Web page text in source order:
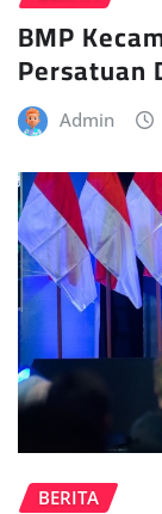
BMP
Persatuan
Admin
BERITA